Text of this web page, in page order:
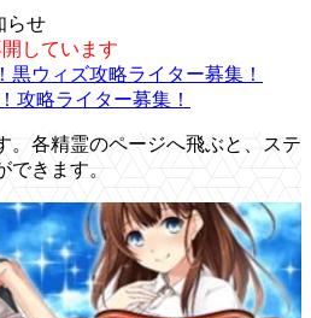
らせ
しています
黒ウィズ攻略ライター募集！
攻略ライター募集！
。各精霊のページへ飛ぶと、ステ
できます。